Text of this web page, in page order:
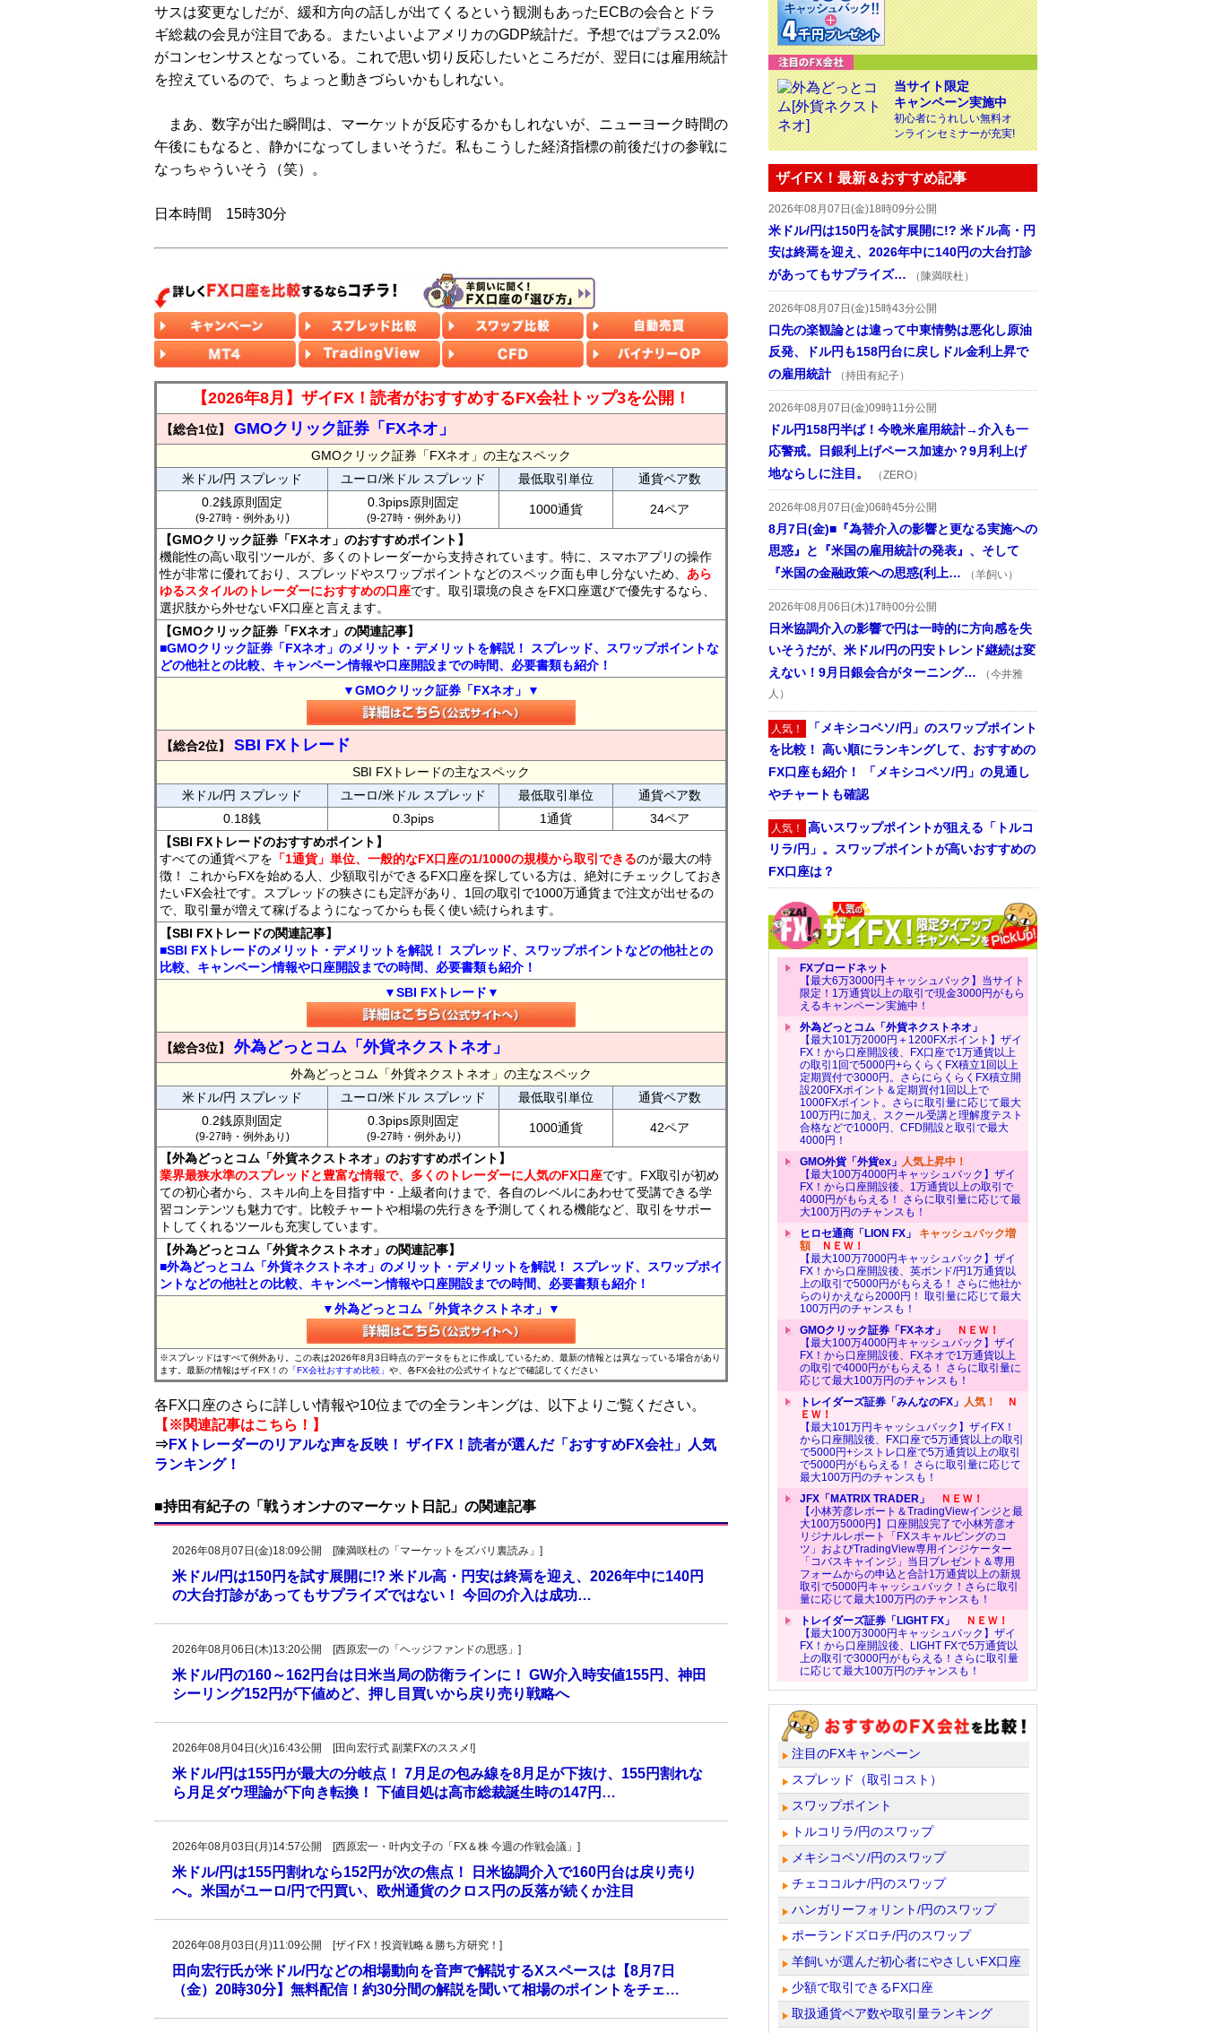
サスは変更なしだが、緩和方向の話しが出てくるという観測もあったECBの会合とドラ
ギ総裁の会見が注目である。またいよいよアメリカのGDP統計だ。予想ではプラス2.0%
がコンセンサスとなっている。これで思い切り反応したいところだが、翌日には雇用統計
を控えているので、ちょっと動きづらいかもしれない。
まあ、数字が出た瞬間は、マーケットが反応するかもしれないが、ニューヨーク時間の
午後にもなると、静かになってしまいそうだ。私もこうした経済指標の前後だけの参戦に
なっちゃういそう（笑）。
日本時間 15時30分
【2026年8月】ザイFX！読者がおすすめするFX会社トップ3を公開！
【総合1位】 GMOクリック証券「FXネオ」
GMOクリック証券「FXネオ」の主なスペック
米ドル/円 スプレッド
ユーロ/米ドル スプレッド 最低取引単位
通貨ペア数
0.2銭原則固定
(9-27時・例外あり)
0.3pips原則固定
(9-27時・例外あり)
1000通貨 24ペア
【GMOクリック証券「FXネオ」のおすすめポイント】
機能性の高い取引ツールが、多くのトレーダーから支持されています。特に、スマホアプリの操作
性が非常に優れており、スプレッドやスワップポイントなどのスペック面も申し分ないため、 あら
ゆるスタイルのトレーダーにおすすめの口座です。取引環境の良さをFX口座選びで優先するなら、
選択肢から外せないFX口座と言えます。
【GMOクリック証券「FXネオ」の関連記事】
■GMOクリック証券「FXネオ」のメリット・デメリットを解説！ スプレッド、スワップポイントな
どの他社との比較、キャンペーン情報や口座開設までの時間、必要書類も紹介！
▼GMOクリック証券「FXネオ」▼
【総合2位】 SBI FXトレード
SBI FXトレードの主なスペック
米ドル/円 スプレッド
ユーロ/米ドル スプレッド 最低取引単位
通貨ペア数
0.18銭
0.3pips 1通貨
34ペア
【SBI FXトレードのおすすめポイント】
すべての通貨ペアを 「1通貨」単位、一般的なFX口座の1/1000の規模から取引できるのが最大の特
徴！ これからFXを始める人、少額取引ができるFX口座を探している方は、絶対にチェックしておき
たいFX会社です。スプレッドの狭さにも定評があり、1回の取引で1000万通貨まで注文が出せるの
で、取引量が増えて稼げるようになってからも長く使い続けられます。
【SBI FXトレードの関連記事】
■SBI FXトレードのメリット・デメリットを解説！ スプレッド、スワップポイントなどの他社との
比較、キャンペーン情報や口座開設までの時間、必要書類も紹介！
▼SBI FXトレード▼
【総合3位】 外為どっとコム「外貨ネクストネオ」
外為どっとコム「外貨ネクストネオ」の主なスペック
米ドル/円 スプレッド
ユーロ/米ドル スプレッド 最低取引単位
通貨ペア数
0.2銭原則固定
(9-27時・例外あり)
0.3pips原則固定
(9-27時・例外あり)
1000通貨 42ペア
【外為どっとコム「外貨ネクストネオ」のおすすめポイント】
業界最狭水準のスプレッドと豊富な情報で、多くのトレーダーに人気のFX口座です。FX取引が初め
ての初心者から、スキル向上を目指す中・上級者向けまで、各自のレベルにあわせて受講できる学
習コンテンツも魅力です。比較チャートや相場の先行きを予測してくれる機能など、取引をサポー
トしてくれるツールも充実しています。
【外為どっとコム「外貨ネクストネオ」の関連記事】
■外為どっとコム「外貨ネクストネオ」のメリット・デメリットを解説！ スプレッド、スワップポイ
ントなどの他社との比較、キャンペーン情報や口座開設までの時間、必要書類も紹介！
▼外為どっとコム「外貨ネクストネオ」▼
※スプレッドはすべて例外あり。この表は2026年8月3日時点のデータをもとに作成しているため、最新の情報とは異なっている場合があり
ます。最新の情報はザイFX！の 「FX会社おすすめ比較」 や、各FX会社の公式サイトなどで確認してください
各FX口座のさらに詳しい情報や10位までの全ランキングは、以下よりご覧ください。
【※関連記事はこちら！】
⇒FXトレーダーのリアルな声を反映！ ザイFX！読者が選んだ「おすすめFX会社」人気
ランキング！
■持田有紀子の「戦うオンナのマーケット日記」の関連記事
2026年08月07日(金)18:09公開 [陳満咲杜の「マーケットをズバリ裏読み」]
米ドル/円は150円を試す展開に!? 米ドル高・円安は終焉を迎え、2026年中に140円
の大台打診があってもサプライズではない！ 今回の介入は成功…
2026年08月06日(木)13:20公開 [西原宏一の「ヘッジファンドの思惑」]
米ドル/円の160～162円台は日米当局の防衛ラインに！ GW介入時安値155円、神田
シーリング152円が下値めど、押し目買いから戻り売り戦略へ
2026年08月04日(火)16:43公開 [田向宏行式 副業FXのススメ!]
米ドル/円は155円が最大の分岐点！ 7月足の包み線を8月足が下抜け、155円割れな
ら月足ダウ理論が下向き転換！ 下値目処は高市総裁誕生時の147円…
2026年08月03日(月)14:57公開 [西原宏一・叶内文子の「FX＆株 今週の作戦会議」]
米ドル/円は155円割れなら152円が次の焦点！ 日米協調介入で160円台は戻り売り
へ。米国がユーロ/円で円買い、欧州通貨のクロス円の反落が続くか注目
2026年08月03日(月)11:09公開 [ザイFX！投資戦略＆勝ち方研究！]
田向宏行氏が米ドル/円などの相場動向を音声で解説するXスペースは【8月7日
（金）20時30分】無料配信！約30分間の解説を聞いて相場のポイントをチェ…
当サイト限定
キャンペーン実施中
初心者にうれしい無料オ
ンラインセミナーが充実!
ザイFX！最新＆おすすめ記事
2026年08月07日(金)18時09分公開
米ドル/円は150円を試す展開に!? 米ドル高・円
安は終焉を迎え、2026年中に140円の大台打診
があってもサプライズ…
（陳満咲杜）
2026年08月07日(金)15時43分公開
口先の楽観論とは違って中東情勢は悪化し原油
反発、ドル円も158円台に戻しドル金利上昇で
の雇用統計
（持田有紀子）
2026年08月07日(金)09時11分公開
ドル円158円半ば！今晩米雇用統計→介入も一
応警戒。日銀利上げペース加速か？9月利上げ
地ならしに注目。
（ZERO）
2026年08月07日(金)06時45分公開
8月7日(金)■『為替介入の影響と更なる実施への
思惑』と『米国の雇用統計の発表』、そして
『米国の金融政策への思惑(利上…
（羊飼い）
2026年08月06日(木)17時00分公開
日米協調介入の影響で円は一時的に方向感を失
いそうだが、米ドル/円の円安トレンド継続は変
えない！9月日銀会合がターニング…
（今井雅
人）
人気！ 「メキシコペソ/円」のスワップポイント
を比較！ 高い順にランキングして、おすすめの
FX口座も紹介！ 「メキシコペソ/円」の見通し
やチャートも確認
人気！ 高いスワップポイントが狙える「トルコ
リラ/円」。スワップポイントが高いおすすめの
FX口座は？
FXブロードネット
【最大6万3000円キャッシュバック】当サイト
限定！1万通貨以上の取引で現金3000円がもら
えるキャンペーン実施中！
外為どっとコム「外貨ネクストネオ」
【最大101万2000円＋1200FXポイント】ザイ
FX！から口座開設後、FX口座で1万通貨以上
の取引1回で5000円+らくらくFX積立1回以上
定期買付で3000円。さらにらくらくFX積立開
設200FXポイント＆定期買付1回以上で
1000FXポイント。さらに取引量に応じて最大
100万円に加え、スクール受講と理解度テスト
合格などで1000円、CFD開設と取引で最大
4000円！
GMO外貨「外貨ex」 人気上昇中！
【最大100万4000円キャッシュバック】ザイ
FX！から口座開設後、1万通貨以上の取引で
4000円がもらえる！ さらに取引量に応じて最
大100万円のチャンスも！
ヒロセ通商「LION FX」 キャッシュバック増
額ＮＥＷ！
【最大100万7000円キャッシュバック】ザイ
FX！から口座開設後、英ポンド/円1万通貨以
上の取引で5000円がもらえる！ さらに他社か
らのりかえなら2000円！ 取引量に応じて最大
100万円のチャンスも！
GMOクリック証券「FXネオ」
ＮＥＷ！
【最大100万4000円キャッシュバック】ザイ
FX！から口座開設後、FXネオで1万通貨以上
の取引で4000円がもらえる！ さらに取引量に
応じて最大100万円のチャンスも！
トレイダーズ証券「みんなのFX」 人気！
Ｎ
ＥＷ！
【最大101万円キャッシュバック】ザイFX！
から口座開設後、FX口座で5万通貨以上の取引
で5000円+シストレ口座で5万通貨以上の取引
で5000円がもらえる！ さらに取引量に応じて
最大100万円のチャンスも！
JFX「MATRIX TRADER」
ＮＥＷ！
【小林芳彦レポート＆TradingViewインジと最
大100万5000円】口座開設完了で小林芳彦オ
リジナルレポート「FXスキャルピングのコ
ツ」およびTradingView専用インジケーター
「コバスキャインジ」当日プレゼント＆専用
フォームからの申込と合計1万通貨以上の新規
取引で5000円キャッシュバック！さらに取引
量に応じて最大100万円のチャンスも！
トレイダーズ証券「LIGHT FX」
ＮＥＷ！
【最大100万3000円キャッシュバック】ザイ
FX！から口座開設後、LIGHT FXで5万通貨以
上の取引で3000円がもらえる！さらに取引量
に応じて最大100万円のチャンスも！
注目のFXキャンペーン
スプレッド（取引コスト）
スワップポイント
トルコリラ/円のスワップ
メキシコペソ/円のスワップ
チェココルナ/円のスワップ
ハンガリーフォリント/円のスワップ
ポーランドズロチ/円のスワップ
羊飼いが選んだ初心者にやさしいFX口座
少額で取引できるFX口座
取扱通貨ペア数や取引量ランキング